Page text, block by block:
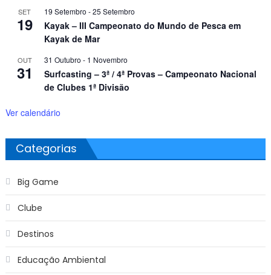
SET
19
19 Setembro -25 Setembro
Kayak – III Campeonato do Mundo de Pesca em
Kayak de Mar
OUT
31
31 Outubro - 1 Novembro
Surfcasting – 3ª / 4ª Provas – Campeonato Nacional
de Clubes 1ª Divisão
Ver calendário
Categorias
Big Game
Clube
Destinos
Educação Ambiental